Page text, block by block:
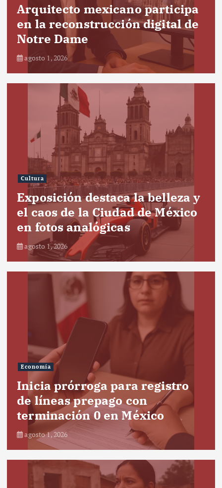
Arquitecto mexicano participa
en la reconstrucción digital de
Notre Dame
agosto 1, 2026
Cultura
Exposición destaca la belleza y
el caos de la Ciudad de México
en fotos analógicas
agosto 1, 2026
Economía
Inicia prórroga para registro
de líneas prepago con
terminación 0 en México
agosto 1, 2026